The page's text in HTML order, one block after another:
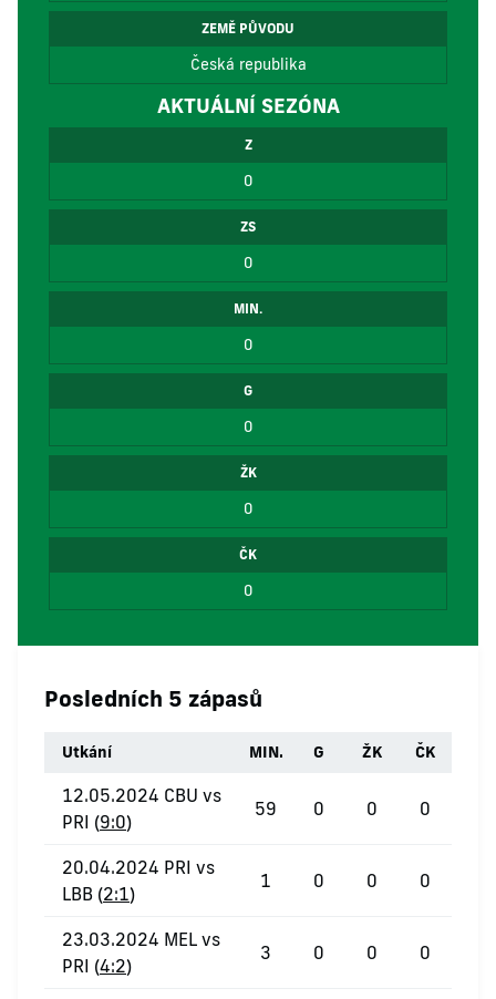
ZEMĚ PŮVODU
Česká republika
AKTUÁLNÍ SEZÓNA
Z
0
ZS
0
MIN.
0
G
0
ŽK
0
ČK
0
Posledních 5 zápasů
Utkání MIN. G ŽK ČK
12.05.2024 CBU vs
PRI (9:0)
59 0 0 0
20.04.2024 PRI vs
LBB (2:1)
1 0 0 0
23.03.2024 MEL vs
PRI (4:2)
3 0 0 0